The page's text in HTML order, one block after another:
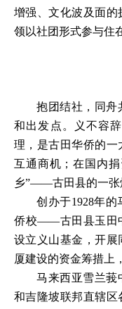
增强、文化波及面
领以社团形式参与住
抱团结社，同舟
和出发点。义不容
理，是古田华侨的一
互通商机；在国内
乡”——古田县的一张
创办于1928年
侨校——古田县玉田
设立义山基金，开展
厦建设的资金筹措上
马来西亚雪兰莪
和吉隆坡联邦直辖区